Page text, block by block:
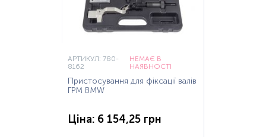
АРТИКУЛ: 780-
8162
НЕМАЄ В
НАЯВНОСТІ
Пристосування для фіксації валів
ГРМ BMW
Ціна: 6 154,25 грн